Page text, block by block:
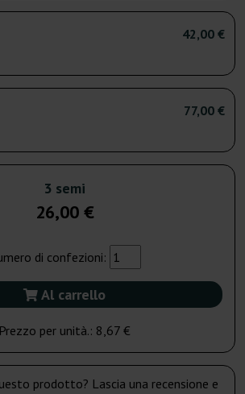
42,00 €
77,00 €
3 semi
26,00 €
di confezioni:
Al carrello
Prezzo per unità.: 8,67 €
prodotto? Lascia una recensione e